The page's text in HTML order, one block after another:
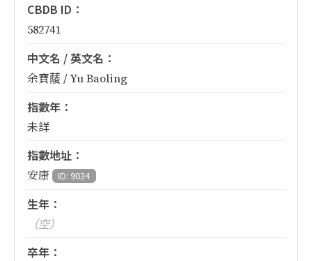
CBDB ID：
582741
中文名 / 英文名：
余寶䔖 / Yu Baoling
指數年：
未詳
指數地址：
安康 ID: 9034
生年：
（空）
卒年：